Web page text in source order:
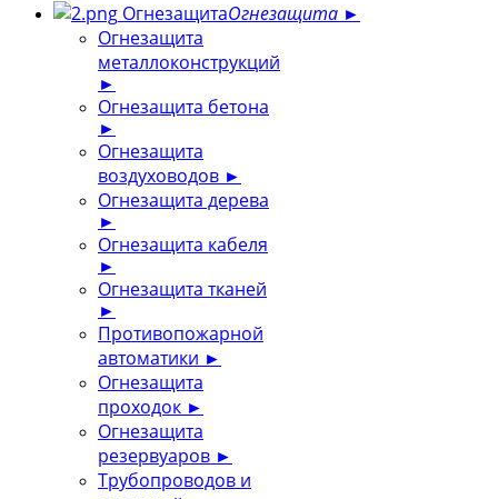
ОгнезащитаОгнезащита ►
Огнезащита
металлоконструкций
►
Огнезащита бетона
►
Огнезащита
воздуховодов ►
Огнезащита дерева
►
Огнезащита кабеля
►
Огнезащита тканей
►
Противопожарной
автоматики ►
Огнезащита
проходок ►
Огнезащита
резервуаров ►
Трубопроводов и